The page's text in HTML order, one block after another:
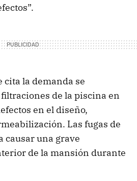
cita la demanda se
de la piscina en
en el diseño,
Las fugas de
causar una grave
de la mansión durante